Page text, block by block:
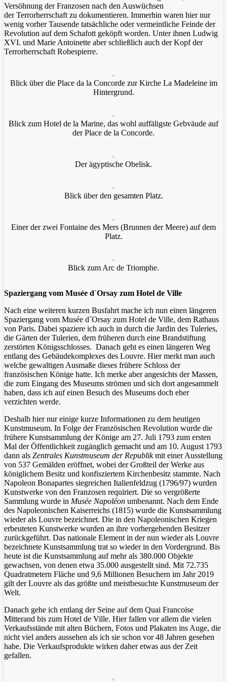
Versöhnung der Franzosen nach den Auswüchsen
der Terrorherrschaft zu dokumentieren. Immerhin waren hier nur
wenig vorher Tausende tatsächliche oder vermeintliche Feinde der
Revolution auf dem Schafott geköpft worden. Unter ihnen Ludwig
XVI. und Marie Antoinette aber schließlich auch der Kopf der
Terrorherrschaft Robespierre.
Blick über die Place da la Concorde zur Kirche La Madeleine im
Hintergrund.
Blick zum Hotel de la Marine, das wohl auffäligste Gebväude auf
der Place de la Concorde.
Der ägyptische Obelisk.
Blick über den gesamten Platz.
Einer der zwei Fontaine des Mers (Brunnen der Meere) auf dem
Platz.
Blick zum Arc de Triomphe.
Spaziergang vom Musée d´Orsay zum Hotel de Ville
Nach eine weiteren kurzen Busfahrt mache ich nun einen längeren
Spaziergang vom Musée d´Orsay zum Hotel de Ville, dem Rathaus
von Paris. Dabei spaziere ich auch in durch die Jardin des Tuleries,
die Gärten der Tulerien, dem früheren durch eine Brandstiftung
zerstörten Königsschlosses. Danach geht es einen längeren Weg
entlang des Gebäudekomplexes des Louvre. Hier merkt man auch
welche gewaltigen Ausmaße dieses frühere Schloss der
französischen Könige hatte. Ich merke aber angesichts der Massen,
die zum Eingang des Museums strömen und sich dort angesammelt
haben, dass ich auf einen Besuch des Museums doch eher
verzichten werde.
Deshalb hier nur einige kurze Informationen zu dem heutigen
Kunstmuseum. In Folge der Französischen Revolution wurde die
frühere Kunstsammlung der Könige am 27. Juli 1793 zum ersten
Mal der Öffentlichkeit zugänglich gemacht und am 10. August 1793
dann als Zentrales Kunstmuseum der Republikmit einer Ausstellung
von 537 Gemälden eröffnet, wobei der Großteil der Werke aus
königlichem Besitz und konfisziertem Kirchenbesitz stammte. Nach
Napoleon Bonapartes siegreichen Italienfeldzug (1796/97) wurden
Kunstwerke von den Franzosen requiriert. Die so vergrößerte
Sammlung wurde in Musée Napoléon umbenannt. Nach dem Ende
des Napoleonischen Kaiserreichs (1815) wurde die Kunstsammlung
wieder als Louvre bezeichnet. Die in den Napoleonischen Kriegen
erbeuteten Kunstwerke wurden an ihre vorhergehenden Besitzer
zurückgeführt. Das nationale Element in der nun wieder als Louvre
bezeichnete Kunstsammlung trat so wieder in den Vordergrund. Bis
heute ist die Kunstsammlung auf mehr als 380.000 Objekte
gewachsen, von denen etwa 35.000 ausgestellt sind. Mit 72.735
Quadratmetern Fläche und 9,6 Millionen Besuchern im Jahr 2019
gilt der Louvre als das größte und meistbesuchte Kunstmuseum der
Welt.
Danach gehe ich entlang der Seine auf dem Quai Francoise
Mitterand bis zum Hotel de Ville. Hier fallen vor allem die vielen
Verkaufsstände mit alten Büchern, Fotos und Plakaten ins Auge, die
nicht viel anders aussehen als ich sie schon vor 48 Jahren gesehen
habe. Die Verkaufsprodukte wirken daher etwas aus der Zeit
gefallen.